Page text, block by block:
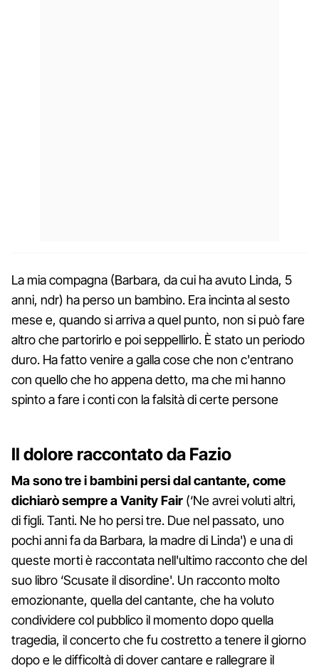
La mia compagna (Barbara, da cui ha avuto Linda, 5
anni, ndr) ha perso un bambino. Era incinta al sesto
mese e, quando si arriva a quel punto, non si può fare
altro che partorirlo e poi seppellirlo. È stato un periodo
duro. Ha fatto venire a galla cose che non c'entrano
con quello che ho appena detto, ma che mi hanno
spinto a fare i conti con la falsità di certe persone
Il dolore raccontato da Fazio
Ma sono tre i bambini persi dal cantante, come
dichiarò sempre a Vanity Fair (‘Ne avrei voluti altri,
di figli. Tanti. Ne ho persi tre. Due nel passato, uno
pochi anni fa da Barbara, la madre di Linda') e una di
queste morti è raccontata nell'ultimo racconto che del
suo libro ‘Scusate il disordine'. Un racconto molto
emozionante, quella del cantante, che ha voluto
condividere col pubblico il momento dopo quella
tragedia, il concerto che fu costretto a tenere il giorno
dopo e le difficoltà di dover cantare e rallegrare il